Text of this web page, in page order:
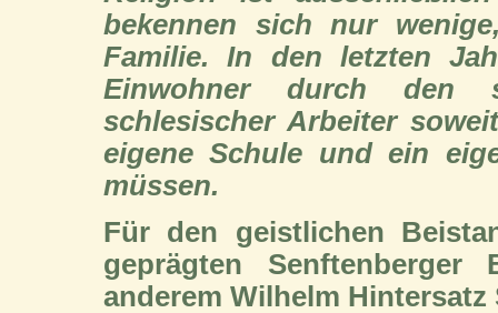
bekennen sich nur
Familie. In den letzten
Einwohner durch den
schlesischer Arbeiter
eigene Schule und ein
müssen.
Für den geistlichen
geprägten
anderem Wilhelm